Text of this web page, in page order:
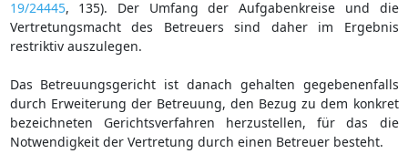
19/24445, 135). Der Umfang der Aufgabenkreise und die
Vertretungsmacht des Betreuers sind daher im Ergebnis
restriktiv auszulegen.
Das Betreuungsgericht ist danach gehalten gegebenenfalls
durch Erweiterung der Betreuung, den Bezug zu dem konkret
bezeichneten Gerichtsverfahren herzustellen, für das die
Notwendigkeit der Vertretung durch einen Betreuer besteht.